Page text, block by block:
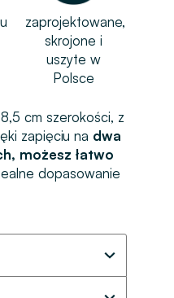
zaprojektowane,
skrojone i
uszyte w
Polsce
cm szerokości, z
zapięciu na dwa
możesz łatwo
dopasowanie